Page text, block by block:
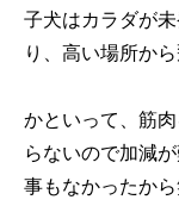
子犬はカラダが
り、高い場所か
かといって、筋
らないので加減
事もなかったか